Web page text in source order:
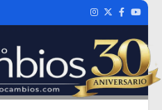
Instagram
TwitterFacebook